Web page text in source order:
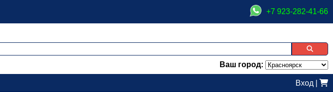
+7 923-282-41-66
Ваш город:
Вход